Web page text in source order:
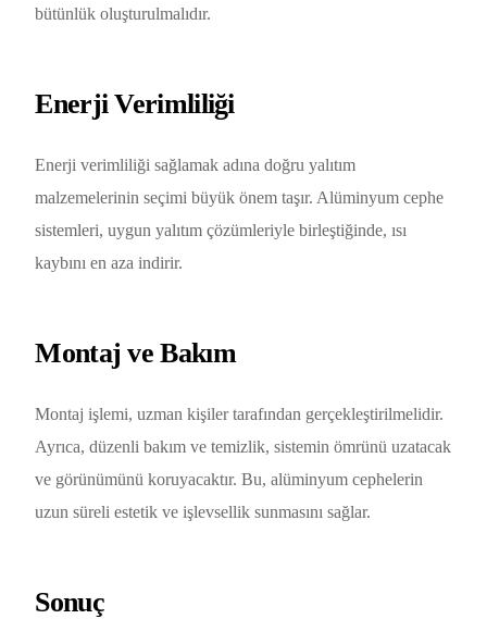
bütünlük oluşturulmalıdır.
Enerji Verimliliği
Enerji verimliliği sağlamak adına doğru yalıtım
malzemelerinin seçimi büyük önem taşır. Alüminyum cephe
sistemleri, uygun yalıtım çözümleriyle birleştiğinde, ısı
kaybını en aza indirir.
Montaj ve Bakım
Montaj işlemi, uzman kişiler tarafından gerçekleştirilmelidir.
Ayrıca, düzenli bakım ve temizlik, sistemin ömrünü uzatacak
ve görünümünü koruyacaktır. Bu, alüminyum cephelerin
uzun süreli estetik ve işlevsellik sunmasını sağlar.
Sonuç